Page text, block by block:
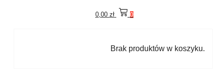
0,00 zł 0
Brak produktów w koszyku.